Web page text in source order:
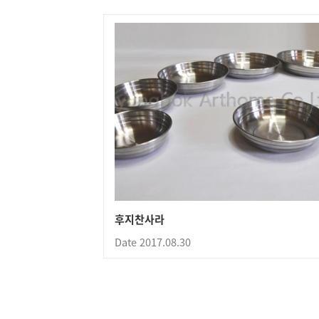
후지찬사라
Date 2017.08.30